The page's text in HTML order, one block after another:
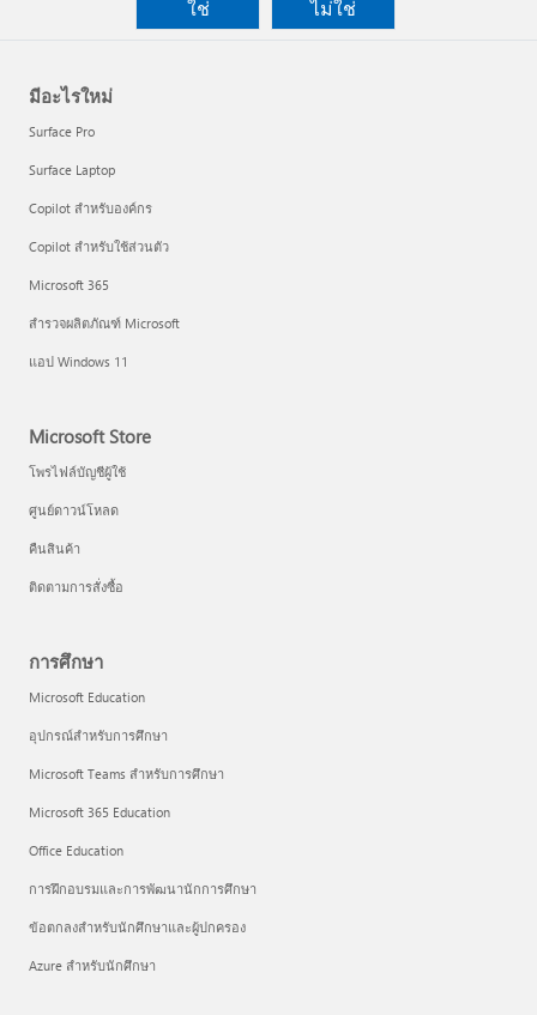
ใช่
ไม่ใช่
มีอะไรใหม่
Surface Pro
Surface Laptop
Copilot สำหรับองค์กร
Copilot สำหรับใช้ส่วนตัว
Microsoft 365
สำรวจผลิตภัณฑ์ Microsoft
แอป Windows 11
Microsoft Store
โพรไฟล์บัญชีผู้ใช้
ศูนย์ดาวน์โหลด
คืนสินค้า
ติดตามการสั่งซื้อ
การศึกษา
Microsoft Education
อุปกรณ์สำหรับการศึกษา
Microsoft Teams สำหรับการศึกษา
Microsoft 365 Education
Office Education
การฝึกอบรมและการพัฒนานักการศึกษา
ข้อตกลงสำหรับนักศึกษาและผู้ปกครอง
Azure สำหรับนักศึกษา